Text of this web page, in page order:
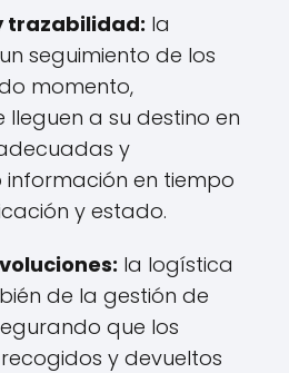
trazabilidad: la
seguimiento de los
momento,
a su destino en
y
en tiempo
y estado.
la logística
de la gestión de
que los
y devueltos